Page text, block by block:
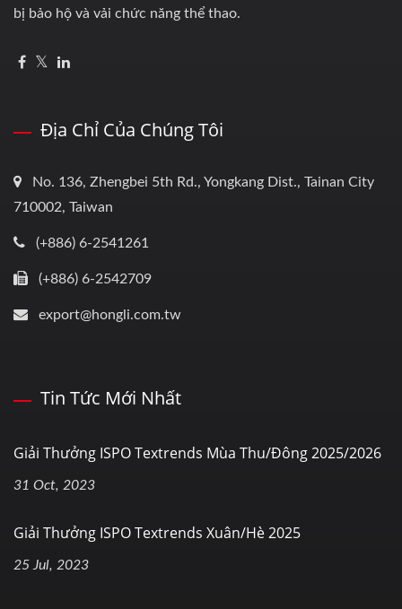
bị bảo hộ và vải chức năng thể thao.
Địa Chỉ Của Chúng Tôi
No. 136, Zhengbei 5th Rd., Yongkang Dist., Tainan City
710002, Taiwan
(+886) 6-2541261
(+886) 6-2542709
export@hongli.com.tw
Tin Tức Mới Nhất
Giải Thưởng ISPO Textrends Mùa Thu/Đông 2025/2026
31 Oct, 2023
Giải Thưởng ISPO Textrends Xuân/Hè 2025
25 Jul, 2023